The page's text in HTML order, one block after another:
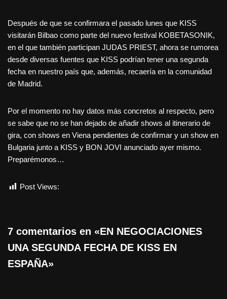
Después de que se confirmara el pasado lunes que KISS
visitarán Bilbao como parte del nuevo festival KOBETASONIK,
en el que también participan JUDAS PRIEST, ahora se rumorea
desde diversas fuentes que KISS podrían tener una segunda
fecha en nuestro país que, además, recaería en la comunidad
de Madrid.
Por el momento no hay datos más concretos al respecto, pero
se sabe que no se han dejado de añadir shows al itinerario de
gira, con shows en Viena pendientes de confirmar y un show en
Bulgaria junto a KISS y BON JOVI anunciado ayer mismo.
Preparémonos…
Post Views:
7 comentarios en «EN NEGOCIACIONES
UNA SEGUNDA FECHA DE KISS EN
ESPAÑA»